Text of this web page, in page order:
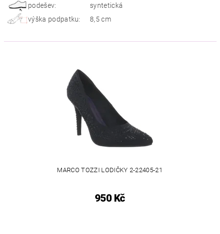
podešev:
syntetická
výška podpatku:
8,5 cm
MARCO TOZZI LODIČKY 2-22405-21
950 Kč